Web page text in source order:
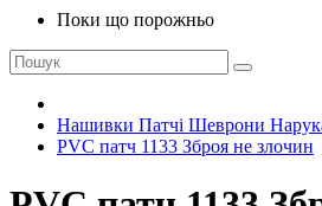
Поки що порожньо
Нашивки Патчі Шеврони
PVC патч 1133 Зброя не злочин